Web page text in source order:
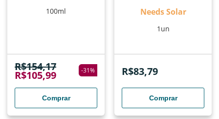
100ml
R$154,17
R$105,99 -31%
Comprar
Needs Solar
1un
R$83,79
Comprar